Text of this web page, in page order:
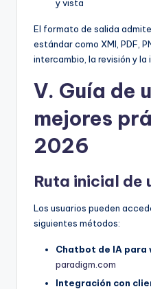
y vista
El formato de salida
estándar como XMI, PDF,
intercambio, la revisión y la
V. Guía de
mejores
2026
Ruta inicial de
Los usuarios pueden
siguientes métodos:
Chatbot de IA para
paradigm.com
Integración con